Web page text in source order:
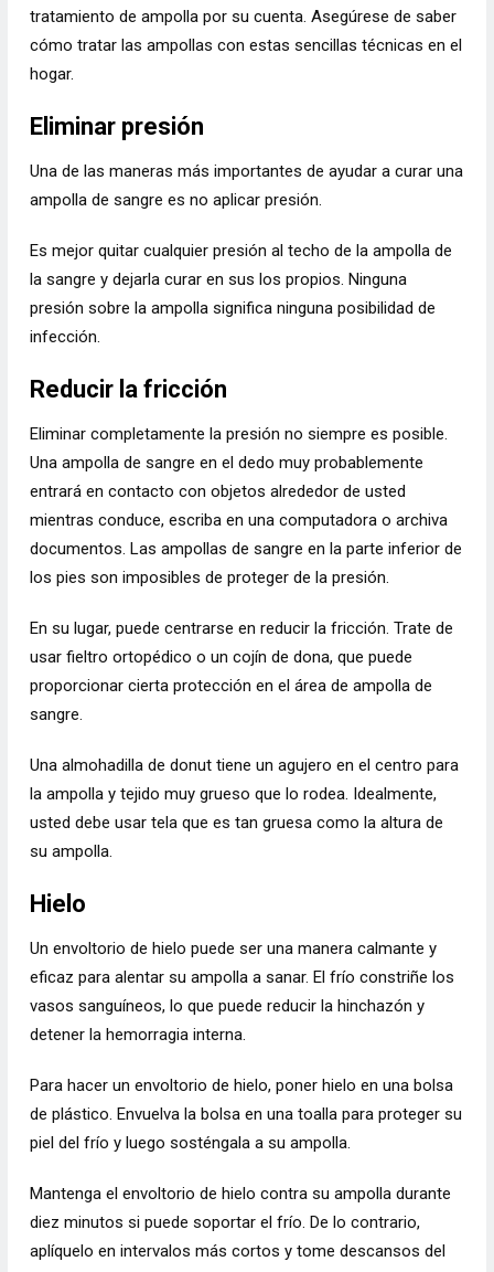
tratamiento de ampolla por su cuenta. Asegúrese de saber
cómo tratar las ampollas con estas sencillas técnicas en el
hogar.
Eliminar presión
Una de las maneras más importantes de ayudar a curar una
ampolla de sangre es no aplicar presión.
Es mejor quitar cualquier presión al techo de la ampolla de
la sangre y dejarla curar en sus los propios. Ninguna
presión sobre la ampolla significa ninguna posibilidad de
infección.
Reducir la fricción
Eliminar completamente la presión no siempre es posible.
Una ampolla de sangre en el dedo muy probablemente
entrará en contacto con objetos alrededor de usted
mientras conduce, escriba en una computadora o archiva
documentos. Las ampollas de sangre en la parte inferior de
los pies son imposibles de proteger de la presión.
En su lugar, puede centrarse en reducir la fricción. Trate de
usar fieltro ortopédico o un cojín de dona, que puede
proporcionar cierta protección en el área de ampolla de
sangre.
Una almohadilla de donut tiene un agujero en el centro para
la ampolla y tejido muy grueso que lo rodea. Idealmente,
usted debe usar tela que es tan gruesa como la altura de
su ampolla.
Hielo
Un envoltorio de hielo puede ser una manera calmante y
eficaz para alentar su ampolla a sanar. El frío constriñe los
vasos sanguíneos, lo que puede reducir la hinchazón y
detener la hemorragia interna.
Para hacer un envoltorio de hielo, poner hielo en una bolsa
de plástico. Envuelva la bolsa en una toalla para proteger su
piel del frío y luego sosténgala a su ampolla.
Mantenga el envoltorio de hielo contra su ampolla durante
diez minutos si puede soportar el frío. De lo contrario,
aplíquelo en intervalos más cortos y tome descansos del